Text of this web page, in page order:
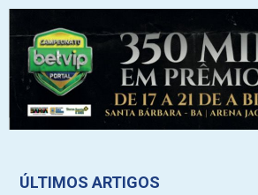
ÚLTIMOS ARTIGOS